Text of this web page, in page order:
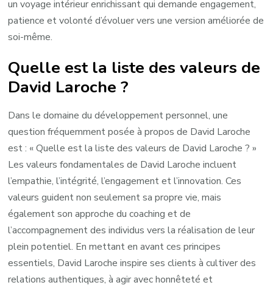
un voyage intérieur enrichissant qui demande engagement,
patience et volonté d’évoluer vers une version améliorée de
soi-même.
Quelle est la liste des valeurs de
David Laroche ?
Dans le domaine du développement personnel, une
question fréquemment posée à propos de David Laroche
est : « Quelle est la liste des valeurs de David Laroche ? »
Les valeurs fondamentales de David Laroche incluent
l’empathie, l’intégrité, l’engagement et l’innovation. Ces
valeurs guident non seulement sa propre vie, mais
également son approche du coaching et de
l’accompagnement des individus vers la réalisation de leur
plein potentiel. En mettant en avant ces principes
essentiels, David Laroche inspire ses clients à cultiver des
relations authentiques, à agir avec honnêteté et